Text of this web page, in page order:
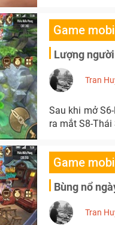
Game
Lượng
Tran
Sau khi mở
ra mắt S8-
Game
Bùng nổ
Tran